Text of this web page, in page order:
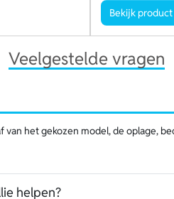
Bekijk product
Veelgestelde vragen
van het gekozen model, de oplage,
helpen?